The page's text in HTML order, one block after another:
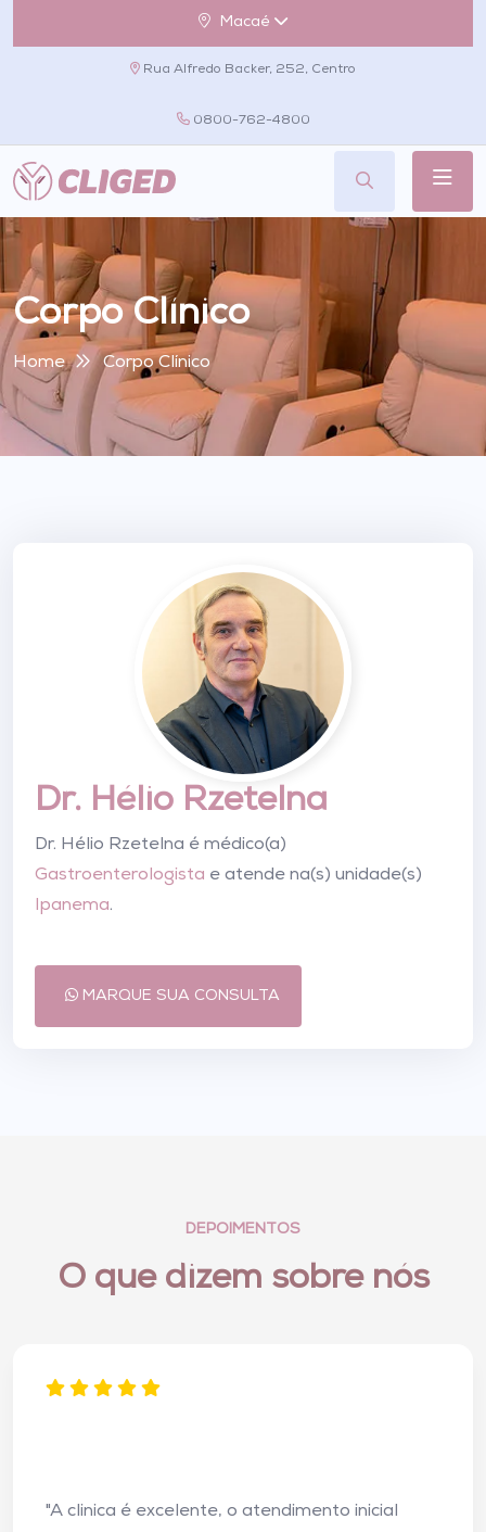
Macaé
Rua Alfredo Backer, 252, Centro
0800-762-4800
Corpo Clínico
Home Corpo Clínico
Dr. Hélio Rzetelna
Dr. Hélio Rzetelna é médico(a)
Gastroenterologista e atende na(s) unidade(s)
Ipanema.
MARQUE SUA CONSULTA
DEPOIMENTOS
O que dizem sobre nós
"A clinica é excelente, o atendimento inicial